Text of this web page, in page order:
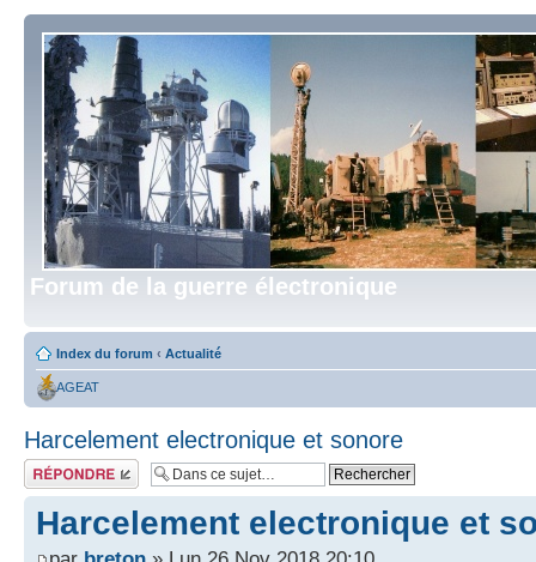
Forum de la guerre électronique
Index du forum ‹ Actualité
AGEAT
Harcelement electronique et sonore
Répondre
Harcelement electronique et